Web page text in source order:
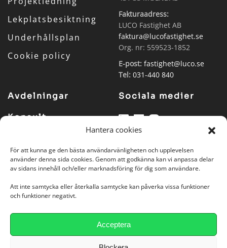
Hantera cookies
För att kunna ge den bästa användarvänligheten och upplevelsen
använder denna sida cookies. Genom att godkänna kan vi anpassa delar
av sidans innehåll och/eller marknadsföring för dig som användare.
Att inte samtycka eller återkalla samtycke kan påverka vissa funktioner
och funktioner negativt.
Acceptera
Lekplats­besiktning
Underhållsplan
Cookie policy
Fakturaadress:
LUCO Fastighet AB
faktura@lucofastighet.se
Org. nr: 559523-1852
E-post: fastighet@luco.se
Tel: 031-440 840
Avdelningar
Konsult
Akademi
Sociala medier